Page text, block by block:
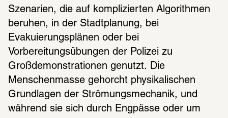
Szenarien, die auf komplizierten Algorithmen
beruhen, in der Stadtplanung, bei
Evakuierungsplänen oder bei
Vorbereitungsübungen der Polizei zu
Großdemonstrationen genutzt. Die
Menschenmasse gehorcht physikalischen
Grundlagen der Strömungsmechanik, und
während sie sich durch Engpässe oder um